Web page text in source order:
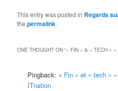
This entry was posted in Regards
thepermalink.
ONE THOUGHT ON “« FIN » & « TECH »
Pingback: « Fin » et « tech »
ITnation